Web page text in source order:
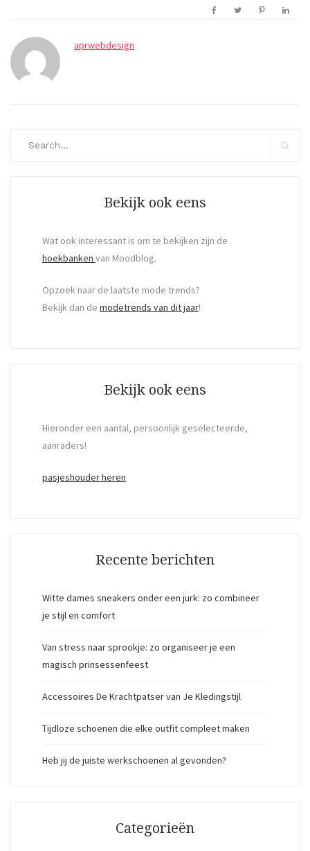
aprwebdesign
Bekijk ook eens
Wat ook interessant is om te bekijken zijn de
hoekbanken van Moodblog.
Opzoek naar de laatste mode trends?
Bekijk dan de modetrends van dit jaar!
Bekijk ook eens
Hieronder een aantal, persoonlijk geselecteerde,
aanraders!
pasjeshouder heren
Recente berichten
Witte dames sneakers onder een jurk: zo combineer
je stijl en comfort
Van stress naar sprookje: zo organiseer je een
magisch prinsessenfeest
Accessoires De Krachtpatser van Je Kledingstijl
Tijdloze schoenen die elke outfit compleet maken
Heb jij de juiste werkschoenen al gevonden?
Categorieën